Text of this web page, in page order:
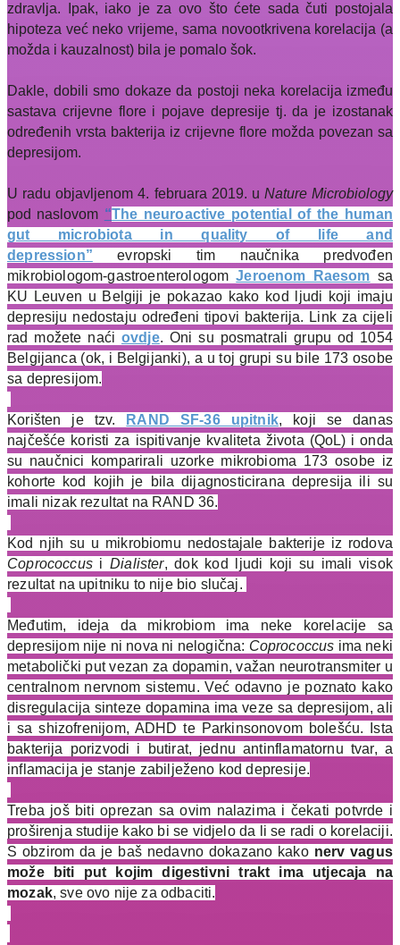
zdravlja. Ipak, iako je za ovo što ćete sada čuti postojala
hipoteza već neko vrijeme, sama novootkrivena korelacija (a
možda i kauzalnost) bila je pomalo šok.
Dakle, dobili smo dokaze da postoji neka korelacija između
sastava crijevne flore i pojave depresije tj. da je izostanak
određenih vrsta bakterija iz crijevne flore možda povezan sa
depresijom.
U radu objavljenom 4. februara 2019. u Nature Microbiology
pod naslovom “The neuroactive potential of the human
gut microbiota in quality of life and
depression”
evropski tim naučnika predvođen
mikrobiologom-gastroenterologomJeroenom Raesom sa
KU Leuven u Belgiji je pokazao kako kod ljudi koji imaju
depresiju nedostaju određeni tipovi bakterija. Link za cijeli
rad možete naći ovdje. Oni su posmatrali grupu od 1054
Belgijanca (ok, i Belgijanki), a u toj grupi su bile 173 osobe
sa depresijom.
Korišten je tzv. RAND SF-36 upitnik, koji se danas
najčešće koristi za ispitivanje kvaliteta života (QoL) i onda
su naučnici komparirali uzorke mikrobioma 173 osobe iz
kohorte kod kojih je bila dijagnosticirana depresija ili su
imali nizak rezultat na RAND 36.
Kod njih su u mikrobiomu nedostajale bakterije iz rodova
Coprococcus iDialister, dok kod ljudi koji su imali visok
rezultat na upitniku to nije bio slučaj.
Međutim, ideja da mikrobiom ima neke korelacije sa
depresijom nije ni nova ni nelogična: Coprococcus ima neki
metabolički put vezan za dopamin, važan neurotransmiter u
centralnom nervnom sistemu. Već odavno je poznato kako
disregulacija sinteze dopamina ima veze sa depresijom, ali
i sa shizofrenijom, ADHD te Parkinsonovom bolešću. Ista
bakterija porizvodi i butirat, jednu antinflamatornu tvar, a
inflamacija je stanje zabilježeno kod depresije.
Treba još biti oprezan sa ovim nalazima i čekati potvrde i
proširenja studije kako bi se vidjelo da li se radi o korelaciji.
S obzirom da je baš nedavno dokazano kako nerv vagus
može biti put kojim digestivni trakt ima utjecaja na
mozak, sve ovo nije za odbaciti.